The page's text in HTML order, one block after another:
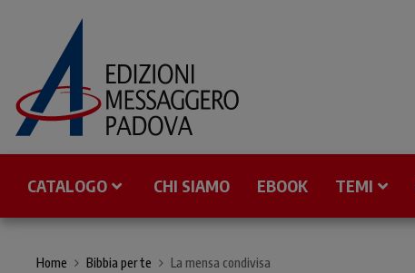
CATALOGO CHI SIAMO EBOOK TEMI
Home Bibbia per te La mensa condivisa